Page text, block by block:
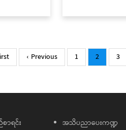
Previous
page
‹ Previous Page
1
Current
page
2 Page
3
ာရင်း
အသိပညာပေးကဏ္ဍ